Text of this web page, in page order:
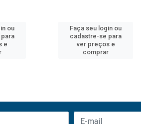
ou
e
Faça seu login ou
cadastre-se para
ver preços e
comprar